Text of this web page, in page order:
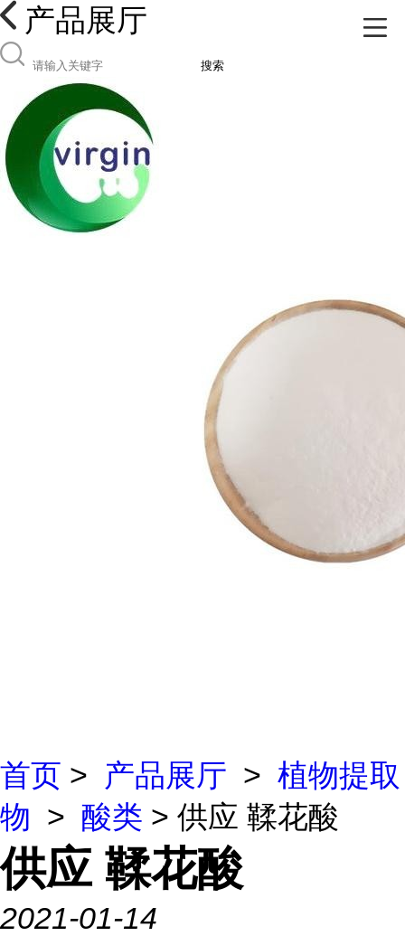
产品展厅
搜索
首页 > 产品展厅 > 植物提取
物 > 酸类 > 供应 鞣花酸
供应 鞣花酸
2021-01-14